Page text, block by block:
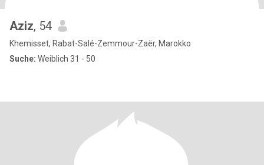
Aziz, 54
Khemisset, Rabat-Salé-Zemmour-Zaër, Marokko
Suche: Weiblich 31 - 50